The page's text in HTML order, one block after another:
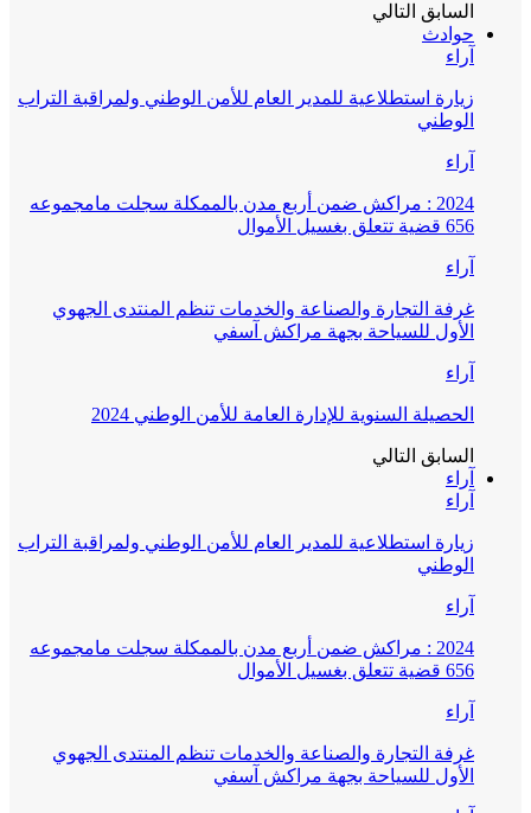
السابق التالي
حوادث
آراء
زيارة استطلاعية للمدير العام للأمن الوطني ولمراقبة التراب
الوطني
آراء
2024 : مراكش ضمن أربع مدن بالممكلة سجلت مامجموعه
656 قضية تتعلق بغسيل الأموال
آراء
غرفة التجارة والصناعة والخدمات تنظم المنتدى الجهوي
الأول للسياحة بجهة مراكش آسفي
آراء
الحصيلة السنوية للإدارة العامة للأمن الوطني 2024
السابق التالي
آراء
آراء
زيارة استطلاعية للمدير العام للأمن الوطني ولمراقبة التراب
الوطني
آراء
2024 : مراكش ضمن أربع مدن بالممكلة سجلت مامجموعه
656 قضية تتعلق بغسيل الأموال
آراء
غرفة التجارة والصناعة والخدمات تنظم المنتدى الجهوي
الأول للسياحة بجهة مراكش آسفي